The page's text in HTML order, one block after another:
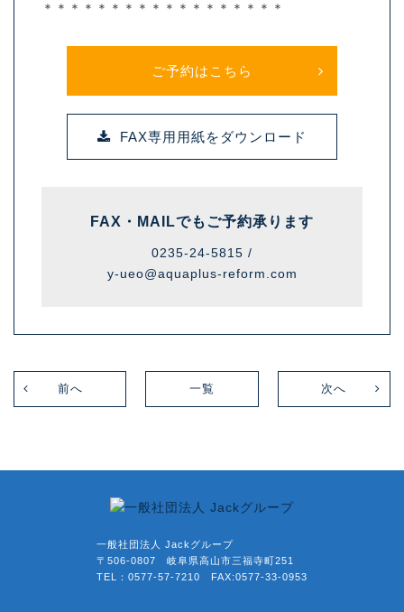
＊＊＊＊＊＊＊＊＊＊＊＊＊＊＊＊＊＊
ご予約はこちら
FAX専用用紙をダウンロード
FAX・MAILでも ご予約承ります
0235-24-5815 /
y-ueo@aquaplus-reform.com
前へ 次へ
一覧
一般社団法人 Jackグループ
〒506-0807 岐阜県高山市三福寺町251
TEL：0577-57-7210 FAX:0577-33-0953